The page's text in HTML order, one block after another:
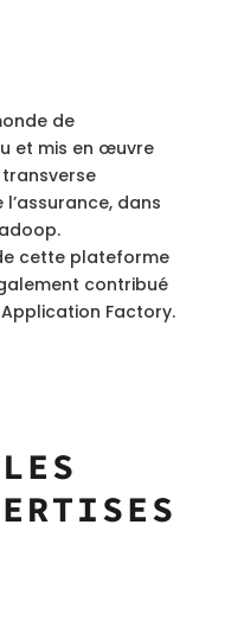
de
et mis en œuvre
dans
cette plateforme
contribué
Factory.